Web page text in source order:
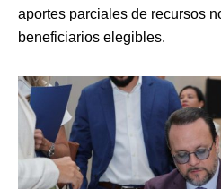
aportes parciales de recursos
beneficiarios elegibles.